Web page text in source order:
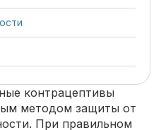
контрацептивы
методом защиты от
При правильном